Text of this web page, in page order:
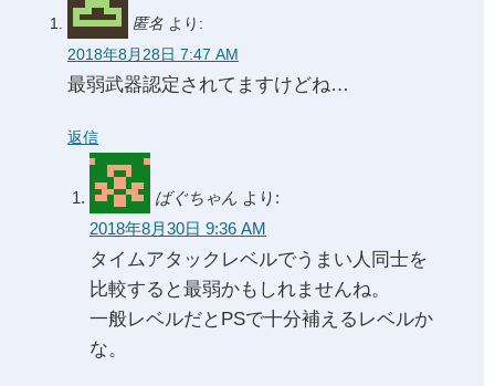
匿名 より:
2018年8月28日 7:47 AM
最弱武器認定されてますけどね…
返信
ばぐちゃん より:
2018年8月30日 9:36 AM
タイムアタックレベルでうまい人同士を
比較すると最弱かもしれませんね。
一般レベルだとPSで十分補えるレベルか
な。